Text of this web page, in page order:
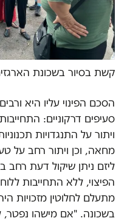
קשת בסיור בשכונת
הסכם הפינוי עליו היא
סעיפים דרקוניים:
ויתור על התנגדויות
מחאה, וכן ויתור רחב על
ליזם ניתן שיקול דעת רחב
הפיצוי, ללא התחייבות
מתעלם לחלוטין מזכויות
בשכונה. "אם מישהו נפטר,